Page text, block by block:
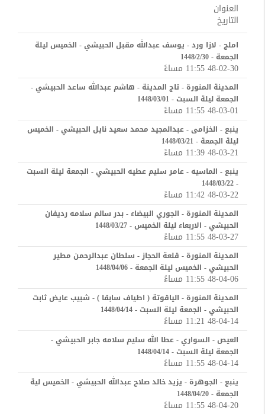
العنوان
التاريخ
املج - لازا ورد - يوسف عبدالله مقبل الحبيشي - الخميس ليلة
الجمعة - 1448/2/30
48-02-30 11:55 مساءً
المدينة المنورة - تاج المدينة - هاشم عبدالله ساعد الحبيشي -
الجمعة ليلة السبت - 1448/03/01
48-03-01 11:55 مساءً
ينبع - الخزامى - عبدالمجيد محمد سعيد نايل الحبيشي - الخميس
ليلة الجمعة - 1448/03/21
48-03-21 11:39 مساءً
ينبع - الماسيه - عامر سليم عطيه الحبيشي - الجمعة ليلة السبت
- 1448/03/22
48-03-22 11:42 مساءً
المدينة المنورة - الجوري البيضاء - بدر سالم سلامه رديفان
الحبيشي - الاربعاء ليلة الخميس - 1448/03/27
48-03-27 11:55 مساءً
المدينة المنورة - قلعة الحجاز - سلطان عبدالرحمن مطير
الحبيشي - الخميس ليلة الجمعة - 1448/04/06
48-04-06 11:55 مساءً
المدينة المنورة - الياقوتة ( اطياف سابقا ) - شبيب عايض ثابت
الحبيشي - الجمعة ليلة السبت - 1448/04/14
48-04-14 11:21 مساءً
العيص - السواري - عطا الله سليم سلامه جابر الحبيشي -
الجمعة ليلة السبت - 1448/04/14
48-04-14 11:55 مساءً
ينبع - الجوهرة - يزيد خالد صلاح عبدالله الحبيشي - الخميس لية
الجمعة - 1448/04/20
48-04-20 11:55 مساءً